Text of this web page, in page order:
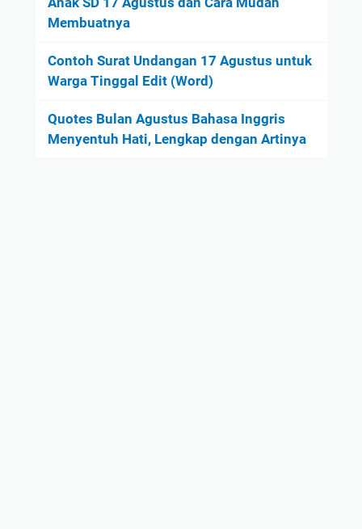
Membuatnya
Contoh Surat Undangan 17 Agustus untuk
Warga Tinggal Edit (Word)
Quotes Bulan Agustus Bahasa Inggris
Menyentuh Hati, Lengkap dengan Artinya